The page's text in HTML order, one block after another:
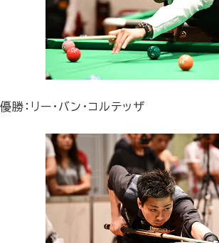
優勝：リー・バン・コルテッザ